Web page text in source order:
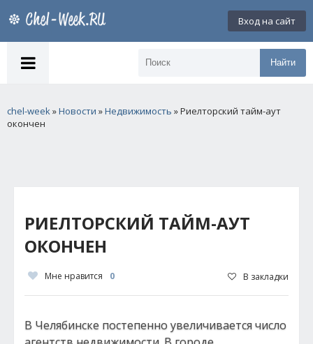
Вход на сайт
Найти
chel-week»Новости »Недвижимость » Риелторский тайм-аут
окончен
РИЕЛТОРСКИЙ ТАЙМ-АУТ
ОКОНЧЕН
Мне нравится 0 В закладки
В Челябинске постепенно увеличивается число